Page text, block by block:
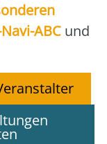
Navi-ABC und